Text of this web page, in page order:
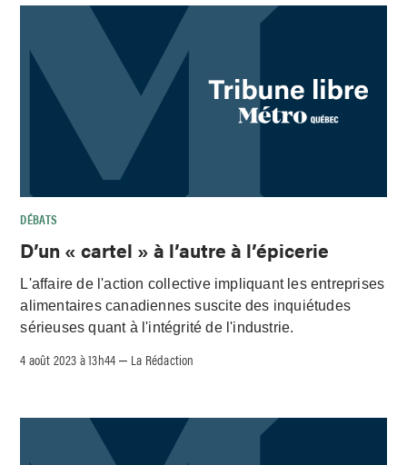
DÉBATS
D’un « cartel » à l’autre à l’épicerie
L'affaire de l'action collective impliquant les entreprises
alimentaires canadiennes suscite des inquiétudes
sérieuses quant à l'intégrité de l'industrie.
4 août 2023 à 13h44 – La Rédaction